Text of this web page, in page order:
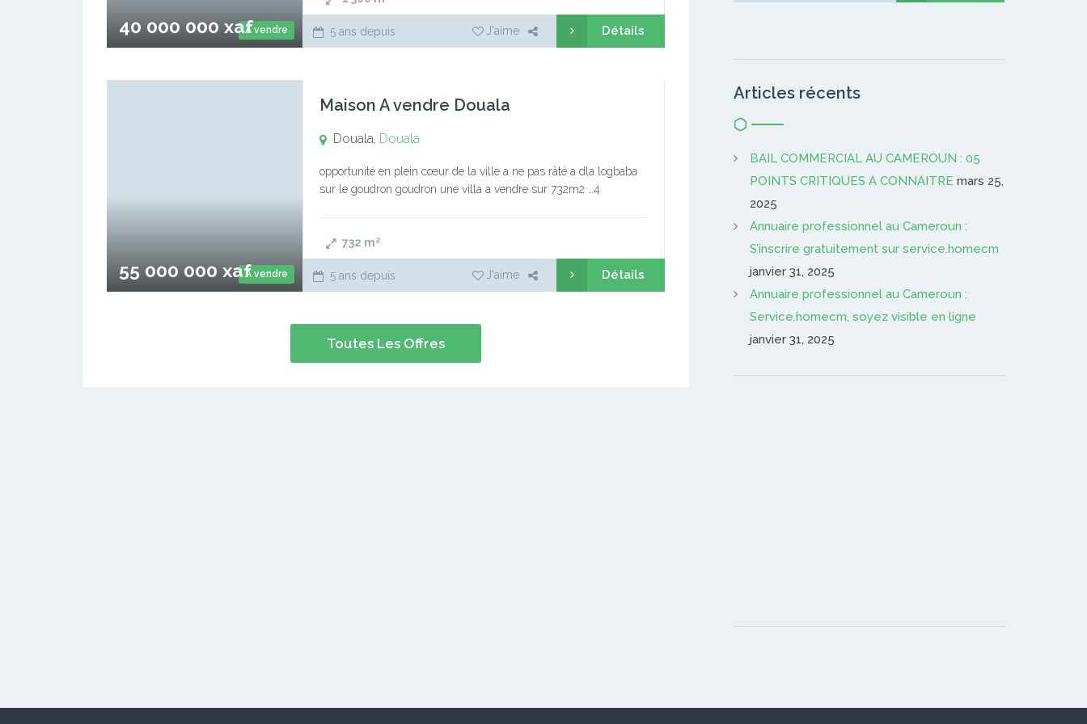
A vendre
40 000 000 xaf 5 ans depuis J'aime Détails
A vendre
55 000 000 xaf
Maison A vendre Douala
Douala, Douala
opportunité en plein cœur de la ville a ne pas râté a dla logbaba
sur le goudron goudron une villa a vendre sur 732m2 …4
732 m²
5 ans depuis J'aime Détails
Toutes Les Offres
Articles récents
BAIL COMMERCIAL AU CAMEROUN : 05
POINTS CRITIQUES A CONNAITRE mars 25,
2025
Annuaire professionnel au Cameroun :
S’inscrire gratuitement sur service.homecm
janvier 31, 2025
Annuaire professionnel au Cameroun :
Service.homecm, soyez visible en ligne
janvier 31, 2025